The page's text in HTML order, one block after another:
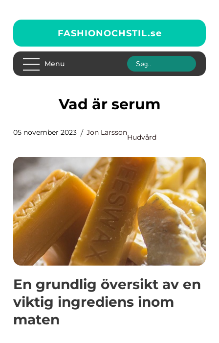
FASHIONOCHSTIL.se
Menu
Vad är serum
05 november 2023 Jon Larsson
Hudvård
En grundlig översikt av en
viktig ingrediens inom
maten